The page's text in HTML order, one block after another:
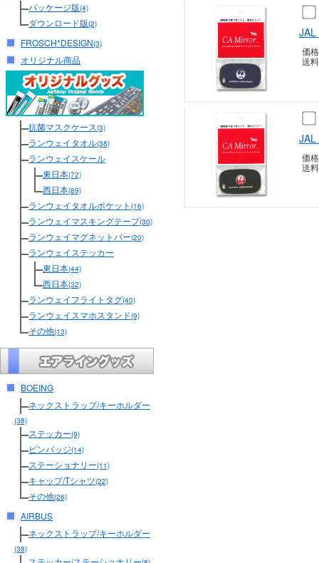
パッケージ版(4)
ダウンロード版(2)
FROSCH*DESIGN(3)
オリジナル商品
抗菌マスクケース(3)
ランウェイタオル(38)
ランウェイスケール
東日本(72)
西日本(89)
ランウェイタオルポケット (16)
ランウェイマスキングテープ(30)
ランウェイマグネットバー(20)
ランウェイステッカー
東日本(44)
西日本(32)
ランウェイフライトタグ(40)
ランウェイスマホスタンド(9)
その他(13)
BOEING
ネックストラップ/キーホルダー
(38)
ステッカー(9)
ピンバッジ(14)
ステーショナリー(11)
キャップ/Tシャツ(22)
その他(26)
AIRBUS
ネックストラップ/キーホルダー
(38)
JAL
価
送
JAL
価
送